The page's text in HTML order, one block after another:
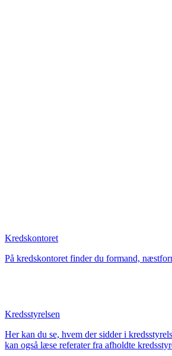
Kredskontoret
På kredskontoret finder du formand,
Kredsstyrelsen
Her kan du se, hvem der sidder i
kan også læse referater fra afholdte